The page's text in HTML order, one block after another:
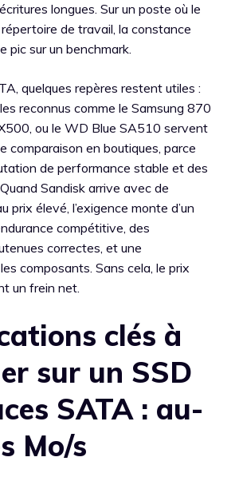
longues. Sur un poste où le
de travail, la constance
pic sur un benchmark.
quelques repères restent utiles :
reconnus comme le Samsung 870
ou le WD Blue SA510 servent
comparaison en boutiques, parce
de performance stable et des
Sandisk arrive avec de
prix élevé, l’exigence monte d’un
compétitive, des
correctes, et une
composants. Sans cela, le prix
un frein net.
clés à
sur un SSD
SATA : au-
Mo/s